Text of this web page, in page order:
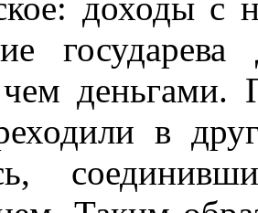
доходы с
деньгами.
в